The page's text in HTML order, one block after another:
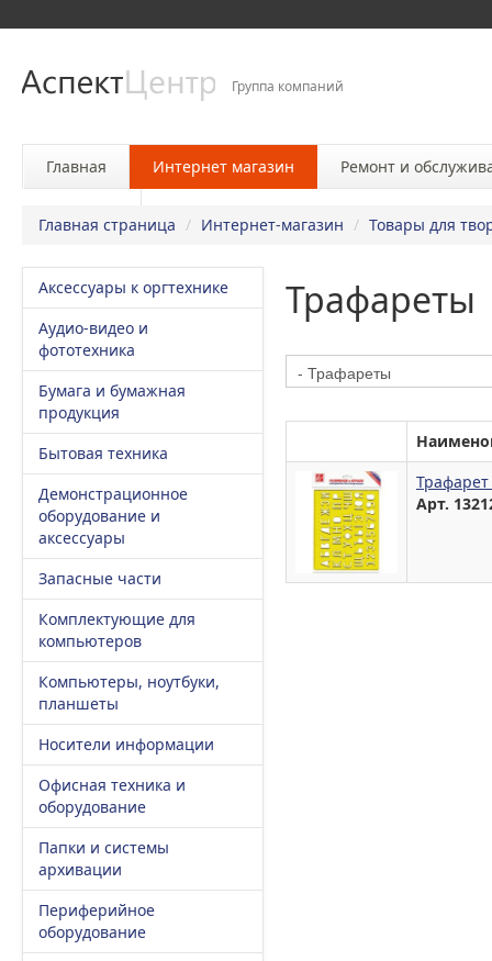
Группа компаний
Главная Интернет магазин Ремонт и
Главная страница / Интернет-магазин / Товары для
Аксессуары к оргтехнике
Аудио-видео и
фототехника
Бумага и бумажная
продукция
Бытовая техника
Демонстрационное
оборудование и
аксессуары
Запасные части
Комплектующие для
компьютеров
Компьютеры, ноутбуки,
планшеты
Носители информации
Офисная техника и
оборудование
Папки и системы
архивации
Периферийное
оборудование
Трафареты
Арт.